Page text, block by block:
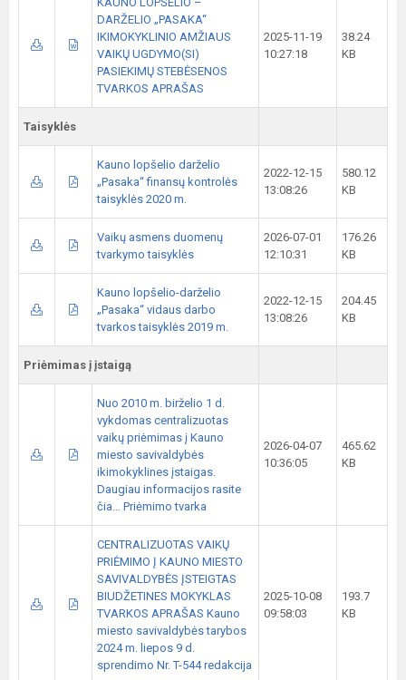
DARŽELIO „PASAKA“
IKIMOKYKLINIO AMŽIAUS
VAIKŲ UGDYMO(SI)
PASIEKIMŲ STEBĖSENOS
TVARKOS APRAŠAS
2025-11-19
10:27:18
38.24
KB
Taisyklės
Kauno lopšelio darželio
„Pasaka“ finansų kontrolės
taisyklės 2020 m.
2022-12-15
13:08:26
580.12
KB
Vaikų asmens duomenų
tvarkymo taisyklės
2026-07-01
12:10:31
176.26
KB
Kauno lopšelio-darželio
„Pasaka“ vidaus darbo
tvarkos taisyklės 2019 m.
2022-12-15
13:08:26
204.45
KB
Priėmimas į įstaigą
Nuo 2010 m. birželio 1 d.
vykdomas centralizuotas
vaikų priėmimas į Kauno
miesto savivaldybės
ikimokyklines įstaigas.
Daugiau informacijos rasite
čia… Priėmimo tvarka
2026-04-07
10:36:05
465.62
KB
CENTRALIZUOTAS VAIKŲ
PRIĖMIMO Į KAUNO MIESTO
SAVIVALDYBĖS ĮSTEIGTAS
BIUDŽETINES MOKYKLAS
TVARKOS APRAŠAS Kauno
miesto savivaldybės tarybos
2024 m. liepos 9 d.
sprendimo Nr. T-544 redakcija
2025-10-08
09:58:03
193.7
KB